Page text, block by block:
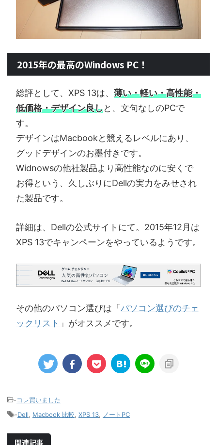
2015年の最高のWindows PC！
総評として、XPS 13は、 薄い・軽い・高性能・
低価格・デザイン良しと、文句なしのPCで
す。
デザインはMacbookと競えるレベルにあり、
グッドデザインのお墨付きです。
Widnowsの他社製品より高性能なのに安くで
お得という、久しぶりにDellの実力をみせされ
た製品です。
詳細は、Dellの公式サイトにて。2015年12月は
XPS 13でキャンペーンをやっているようです。
その他のパソコン選びは「パソコン選びのチェ
ックリスト 」がオススメです。
-コレ買いました
-Dell Macbook 比較 XPS 13 ノートPC
関連記事